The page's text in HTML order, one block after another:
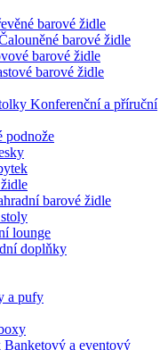
barové židle
barové židle
barové židle
barové židle
Konferenční a příruční
podnože
barové židle
lounge
doplňky
a pufy
Banketový a eventový